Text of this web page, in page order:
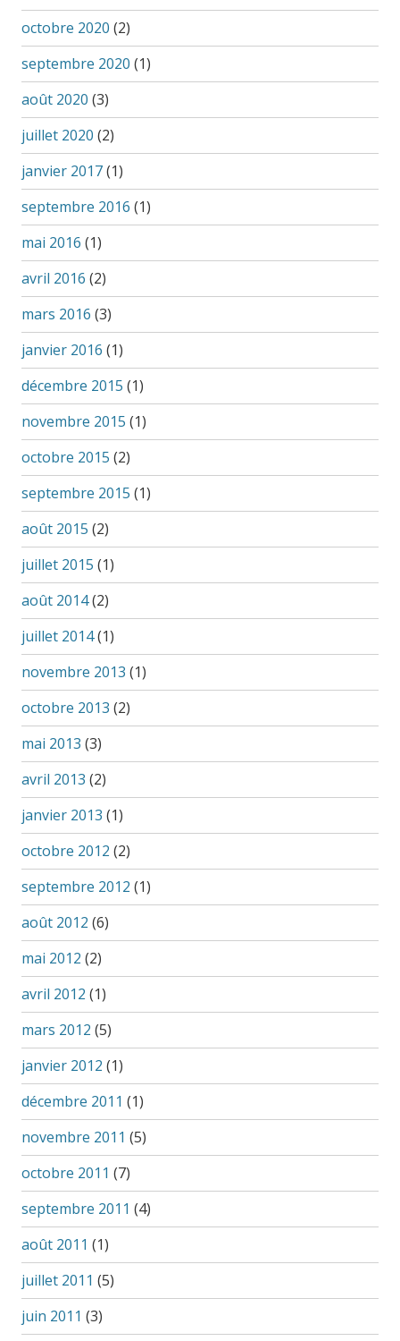
octobre 2020 (2)
septembre 2020 (1)
août 2020 (3)
juillet 2020 (2)
janvier 2017(1)
septembre 2016 (1)
mai 2016 (1)
avril 2016 (2)
mars 2016 (3)
janvier 2016 (1)
décembre 2015 (1)
novembre 2015 (1)
octobre 2015 (2)
septembre 2015 (1)
août 2015 (2)
juillet 2015 (1)
août 2014(2)
juillet 2014(1)
novembre 2013 (1)
octobre 2013 (2)
mai 2013 (3)
avril 2013 (2)
janvier 2013 (1)
octobre 2012 (2)
septembre 2012 (1)
août 2012 (6)
mai 2012 (2)
avril 2012 (1)
mars 2012 (5)
janvier 2012 (1)
décembre 2011 (1)
novembre 2011 (5)
octobre 2011 (7)
septembre 2011 (4)
août 2011 (1)
juillet 2011 (5)
juin 2011 (3)